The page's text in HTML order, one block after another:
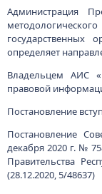
В рамках
следующих задач:
1. Создание
будут:
развития процессов
координация
государственного
определение
цифрового развития;
организация